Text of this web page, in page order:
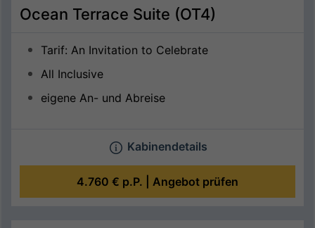
Ocean Terrace Suite (OT4)
Tarif: An Invitation to Celebrate
All Inclusive
eigene An- und Abreise
Kabinendetails
4.760 € p.P. | Angebot prüfen